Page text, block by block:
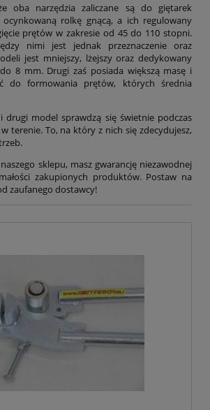
oba narzędzia zaliczane są do giętarek
ocynkowaną rolkę gnącą, a ich regulowany
prętów w zakresie od 45 do 110 stopni.
nimi jest jednak przeznaczenie oraz
jest mniejszy, lżejszy oraz dedykowany
8 mm. Drugi zaś posiada większą masę i
do formowania prętów, których średnia
drugi model sprawdzą się świetnie podczas
terenie. To, na który z nich się zdecydujesz,
sklepu, masz gwarancję niezawodnej
zakupionych produktów. Postaw na
zaufanego dostawcy!